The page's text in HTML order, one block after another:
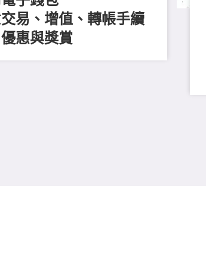
易、增值、轉帳手續
惠與獎賞